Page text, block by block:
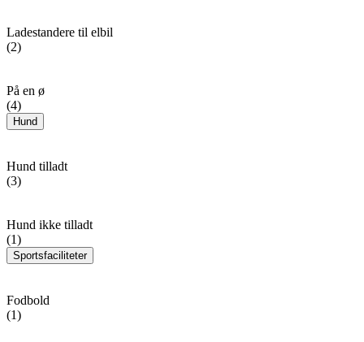
Ladestandere til elbil
(2)
På en ø
(4)
Hund
Hund tilladt
(3)
Hund ikke tilladt
(1)
Sportsfaciliteter
Fodbold
(1)